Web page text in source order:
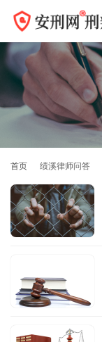
首页 绩溪律师问答